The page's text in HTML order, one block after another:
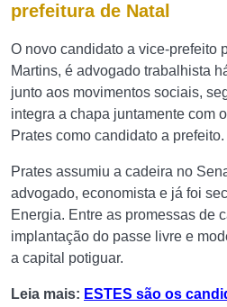
prefeitura de Natal
O novo candidato a vice-prefeito
Martins, é advogado trabalhista
junto aos movimentos sociais,
integra a chapa juntamente com
Prates como candidato a prefeito.
Prates assumiu a cadeira no
advogado, economista e já foi
Energia. Entre as promessas de
implantação do passe livre e
a capital potiguar.
Leia mais: ESTES são os